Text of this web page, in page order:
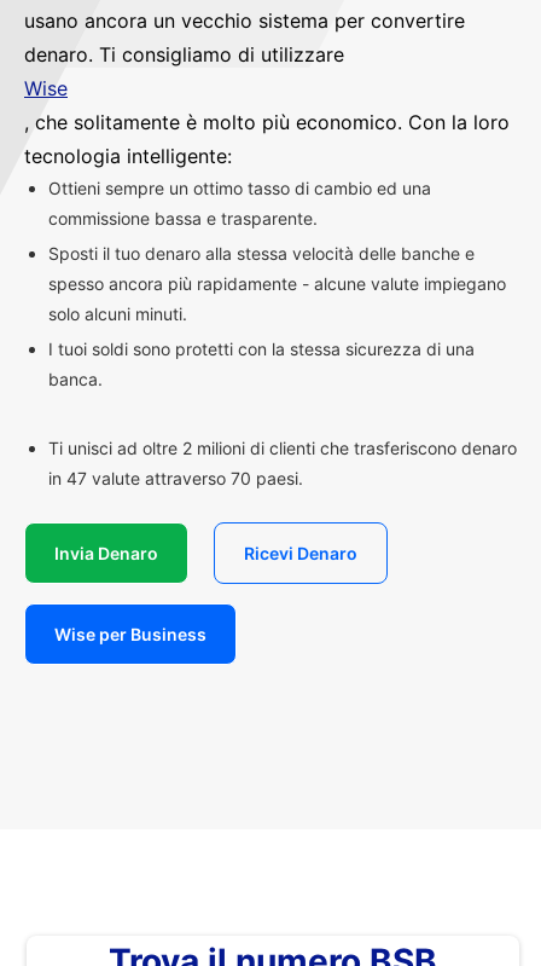
usano ancora un vecchio sistema per convertire
denaro. Ti consigliamo di utilizzare
Wise
, che solitamente è molto più economico. Con la loro
tecnologia intelligente:
Ottieni sempre un ottimo tasso di cambio ed una
commissione bassa e trasparente.
Sposti il tuo denaro alla stessa velocità delle banche e
spesso ancora più rapidamente - alcune valute impiegano
solo alcuni minuti.
I tuoi soldi sono protetti con la stessa sicurezza di una
banca.
Ti unisci ad oltre 2 milioni di clienti che trasferiscono denaro
in 47 valute attraverso 70 paesi.
Invia Denaro Ricevi Denaro
Wise per Business